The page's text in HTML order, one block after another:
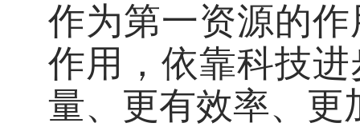
作为第一资源的
作用，依靠科技
量、更有效率、更